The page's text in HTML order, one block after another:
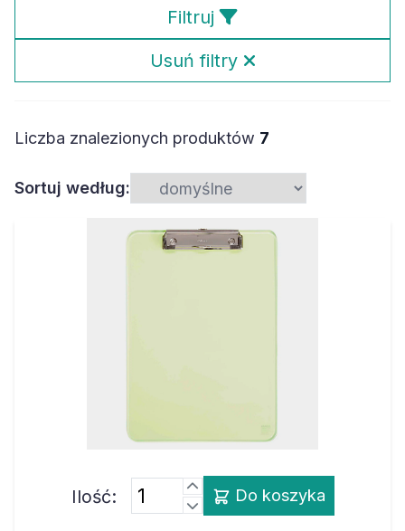
Filtruj
Usuń filtry
Liczba znalezionych produktów 7
Sortuj według:
Ilość: Do koszyka